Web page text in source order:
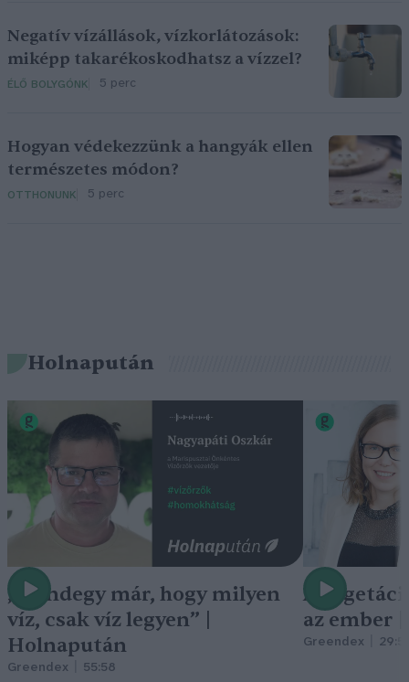
Negatív vízállások, vízkorlátozások:
miképp takarékoskodhatsz a vízzel?
ÉLŐ BOLYGÓNK 5 perc
Hogyan védekezzünk a hangyák ellen
természetes módon?
OTTHONUNK 5 perc
Holnapután
„Mindegy már, hogy milyen
víz, csak víz legyen” |
Holnapután
Greendex 55:58
A
az ember
Greendex